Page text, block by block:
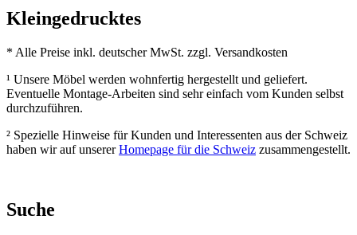
Kleingedrucktes
* Alle Preise inkl. deutscher MwSt. zzgl. Versandkosten
¹ Unsere Möbel werden wohnfertig hergestellt und geliefert.
Eventuelle Montage-Arbeiten sind sehr einfach vom Kunden selbst
durchzuführen.
² Spezielle Hinweise für Kunden und Interessenten aus der Schweiz
haben wir auf unsererHomepage für die Schweiz zusammengestellt.
Suche